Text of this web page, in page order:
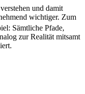
und damit
wichtiger. Zum
Sämtliche Pfade,
zur Realität mitsamt